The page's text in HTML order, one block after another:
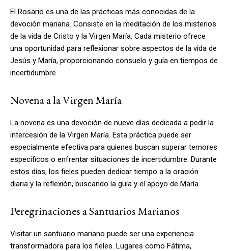
El Rosario es una de las prácticas más conocidas de la
devoción mariana. Consiste en la meditación de los misterios
de la vida de Cristo y la Virgen María. Cada misterio ofrece
una oportunidad para reflexionar sobre aspectos de la vida de
Jesús y María, proporcionando consuelo y guía en tiempos de
incertidumbre.
Novena a la Virgen María
La novena es una devoción de nueve días dedicada a pedir la
intercesión de la Virgen María. Esta práctica puede ser
especialmente efectiva para quienes buscan superar temores
específicos o enfrentar situaciones de incertidumbre. Durante
estos días, los fieles pueden dedicar tiempo a la oración
diaria y la reflexión, buscando la guía y el apoyo de María.
Peregrinaciones a Santuarios Marianos
Visitar un santuario mariano puede ser una experiencia
transformadora para los fieles. Lugares como Fátima,